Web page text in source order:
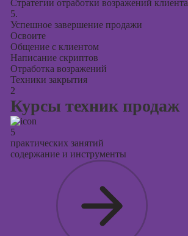
Стратегии отработки возражений клиента
5.
Успешное завершение продажи
Освоите
Общение с клиентом
Написание скриптов
Отработка возражений
Техники закрытия
2
Курсы техник продаж
5
практических занятий
содержание и инструменты